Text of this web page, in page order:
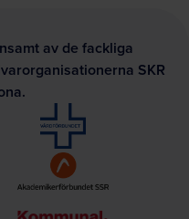
av de fackliga
SKR